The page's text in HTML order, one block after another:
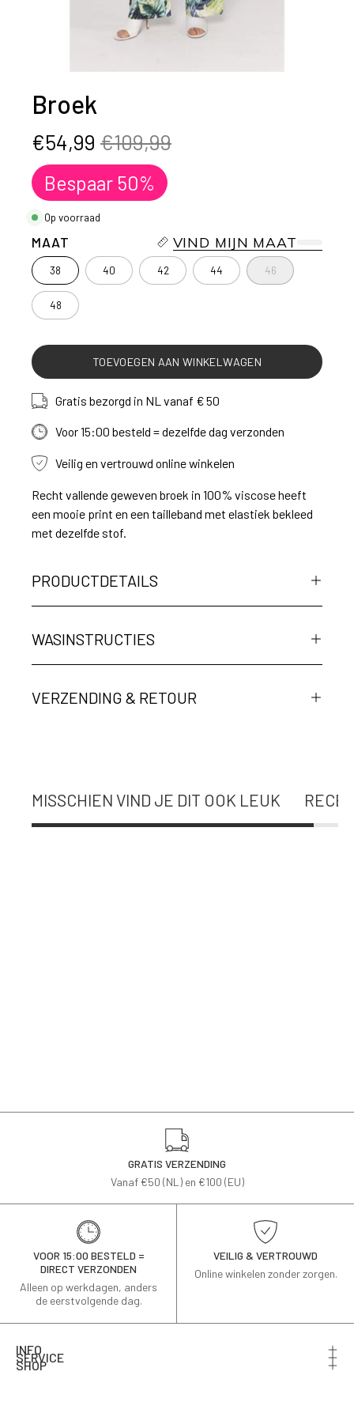
Broek
€54,99 €109,99
Bespaar 50%
Op voorraad
MAAT VIND MIJN MAAT
38 40 42 44 46
48
TOEVOEGEN AAN WINKELWAGEN
Gratis bezorgd in NL vanaf € 50
Voor 15:00 besteld = dezelfde dag verzonden
Veilig en vertrouwd online winkelen
Recht vallende geweven broek in 100% viscose heeft
een mooie print en een tailleband met elastiek bekleed
met dezelfde stof.
PRODUCTDETAILS
WASINSTRUCTIES
VERZENDING & RETOUR
MISSCHIEN VIND JE DIT OOK LEUK
GRATIS VERZENDING
Vanaf €50 (NL) en €100 (EU)
VOOR 15:00 BESTELD =
DIRECT VERZONDEN
Alleen op werkdagen, anders
de eerstvolgende dag.
VEILIG & VERTROUWD
Online winkelen zonder zorgen.
INFO
SERVICE
SHOP